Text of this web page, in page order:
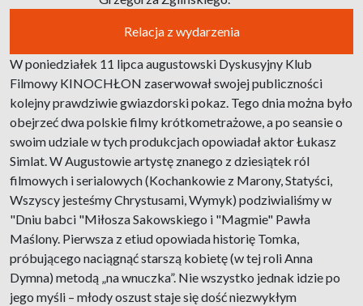
Relacja z wydarzenia
W poniedziałek 11 lipca augustowski Dyskusyjny Klub
Filmowy KINOCHŁON zaserwował swojej publiczności
kolejny prawdziwie gwiazdorski pokaz. Tego dnia można było
obejrzeć dwa polskie filmy krótkometrażowe, a po seansie o
swoim udziale w tych produkcjach opowiadał aktor Łukasz
Simlat. W Augustowie artystę znanego z dziesiątek ról
filmowych i serialowych (Kochankowie z Marony, Statyści,
Wszyscy jesteśmy Chrystusami, Wymyk) podziwialiśmy w
"Dniu babci "Miłosza Sakowskiego i "Magmie" Pawła
Maślony. Pierwsza z etiud opowiada historię Tomka,
próbującego naciągnąć starszą kobietę (w tej roli Anna
Dymna) metodą „na wnuczka”. Nie wszystko jednak idzie po
jego myśli – młody oszust staje się dość niezwykłym